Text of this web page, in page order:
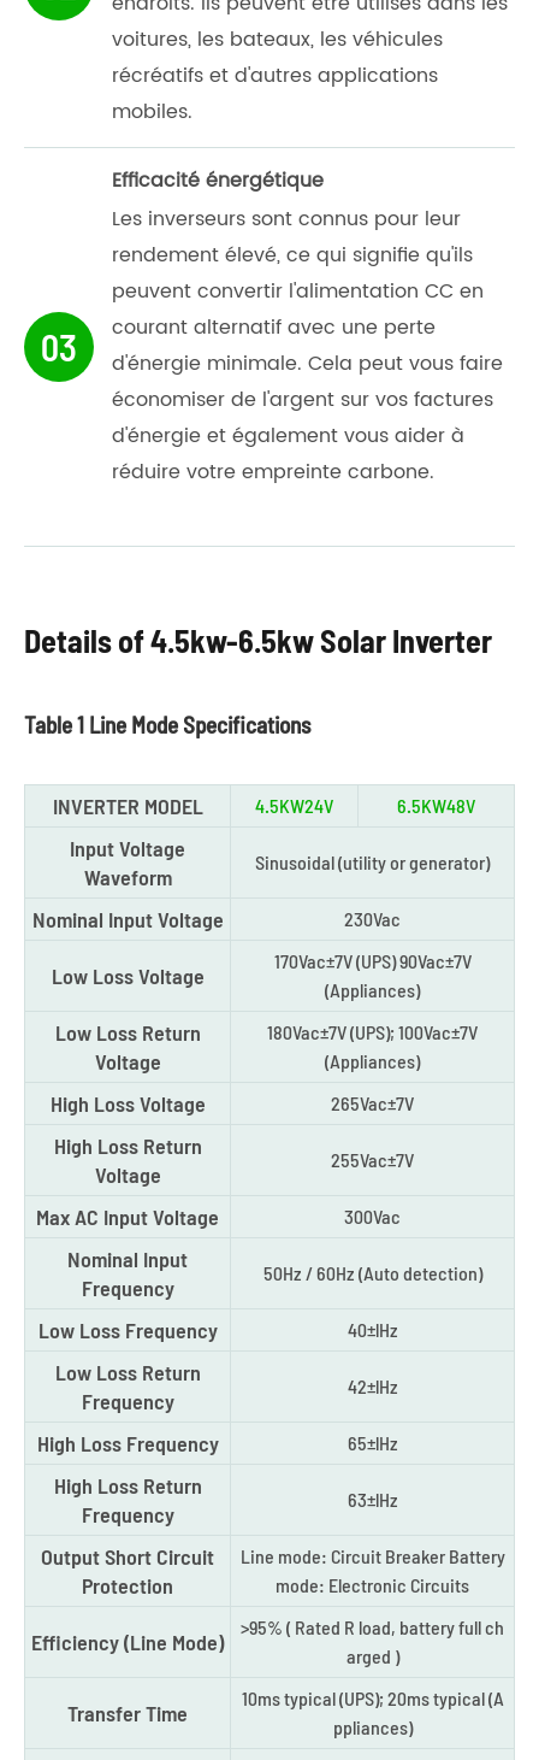
voitures, les bateaux, les véhicules
récréatifs et d'autres applications
mobiles.
03
Efficacité énergétique
Les inverseurs sont connus pour leur
rendement élevé, ce qui signifie qu'ils
peuvent convertir l'alimentation CC en
courant alternatif avec une perte
d'énergie minimale. Cela peut vous faire
économiser de l'argent sur vos factures
d'énergie et également vous aider à
réduire votre empreinte carbone.
Details of 4.5kw-6.5kw Solar Inverter
Table 1 Line Mode Specifications
INVERTER MODEL 4.5KW24V 6.5KW48V
Input Voltage
Waveform
Sinusoidal (utility or generator)
Nominal Input Voltage 230Vac
Low Loss Voltage
170Vac±7V (UPS) 90Vac±7V
(Appliances)
Low Loss Return
Voltage
180Vac±7V (UPS); 100Vac±7V
(Appliances)
High Loss Voltage 265Vac±7V
High Loss Return
Voltage
255Vac±7V
Max AC Input Voltage 300Vac
Nominal Input
Frequency
50Hz / 60Hz (Auto detection)
Low Loss Frequency 40±lHz
Low Loss Return
Frequency
42±lHz
High Loss Frequency 65±lHz
High Loss Return
Frequency
63±lHz
Output Short Circuit
Protection
Line mode: Circuit Breaker Battery
mode: Electronic Circuits
Efficiency (Line Mode)
>95% ( Rated R load, battery full ch
arged )
Transfer Time
10ms typical (UPS); 20ms typical (A
ppliances)